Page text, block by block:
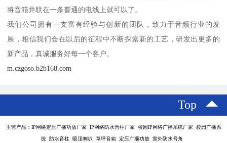
将音箱并联在一条普通的电线上就可以了。
我们公司拥有一支富有经验与创新的团队，致力于音频行业的发
展，相信我们会在以后的征程中不断探索新的工艺，研发出更多的
新产品，真诚服务好每一个客户。
m.czgoso.b2b168.com
Top
主营产品：IP网络定压广播功放厂家 IP网络防水音柱厂家 校园IP网络广播系统厂家 校园广播系
统 防水音柱 吸顶喇叭 草坪音箱 定压广播功放 室外防水号角